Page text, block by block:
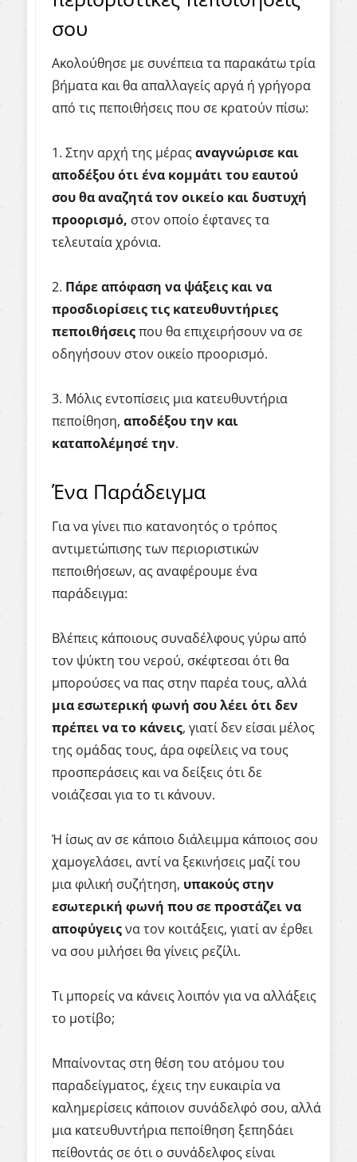
σου
Ακολούθησε με συνέπεια τα παρακάτω τρία
βήματα και θα απαλλαγείς αργά ή γρήγορα
από τις πεποιθήσεις που σε κρατούν πίσω:
1. Στην αρχή της μέραςαναγνώρισε και
αποδέξου ότι ένα κομμάτι του εαυτού
σου θα αναζητά τον οικείο και δυστυχή
προορισμό, στον οποίο έφτανες τα
τελευταία χρόνια.
2. Πάρε απόφαση να ψάξεις και να
προσδιορίσεις τις κατευθυντήριες
πεποιθήσειςπου θα επιχειρήσουν να σε
οδηγήσουν στον οικείο προορισμό.
3. Μόλις εντοπίσεις μια κατευθυντήρια
πεποίθηση, αποδέξου την και
καταπολέμησέ την.
Ένα Παράδειγμα
Για να γίνει πιο κατανοητός ο τρόπος
αντιμετώπισης των περιοριστικών
πεποιθήσεων, ας αναφέρουμε ένα
παράδειγμα:
Βλέπεις κάποιους συναδέλφους γύρω από
τον ψύκτη του νερού, σκέφτεσαι ότι θα
μπορούσες να πας στην παρέα τους, αλλά
μια εσωτερική φωνή σου λέει ότι δεν
πρέπει να το κάνεις, γιατί δεν είσαι μέλος
της ομάδας τους, άρα οφείλεις να τους
προσπεράσεις και να δείξεις ότι δε
νοιάζεσαι για το τι κάνουν.
Ή ίσως αν σε κάποιο διάλειμμα κάποιος σου
χαμογελάσει, αντί να ξεκινήσεις μαζί του
μια φιλική συζήτηση, υπακούς στην
εσωτερική φωνή που σε προστάζει να
αποφύγειςνα τον κοιτάξεις, γιατί αν έρθει
να σου μιλήσει θα γίνεις ρεζίλι.
Τι μπορείς να κάνεις λοιπόν για να αλλάξεις
το μοτίβο;
Μπαίνοντας στη θέση του ατόμου του
παραδείγματος, έχεις την ευκαιρία να
καλημερίσεις κάποιον συνάδελφό σου, αλλά
μια κατευθυντήρια πεποίθηση ξεπηδάει
πείθοντάς σε ότι ο συνάδελφος είναι